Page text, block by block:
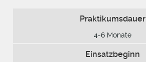
Praktikumsdauer
4-6 Monate
Einsatzbeginn